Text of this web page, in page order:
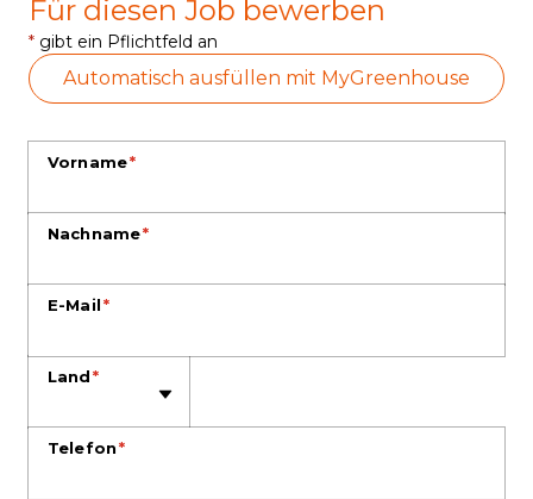
Für diesen Job bewerben
* gibt ein Pflichtfeld an
Automatisch ausfüllen mit MyGreenhouse
Vorname*
Nachname*
E-Mail*
Telefon
Land*
Telefon*